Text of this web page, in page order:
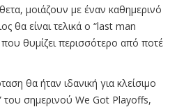
μοιάζουν με έναν καθημερινό
θα είναι τελικά ο “last man
θυμίζει περισσότερο από ποτέ
θα ήταν ιδανική για κλείσιμο
του σημερινού We Got Playoffs,